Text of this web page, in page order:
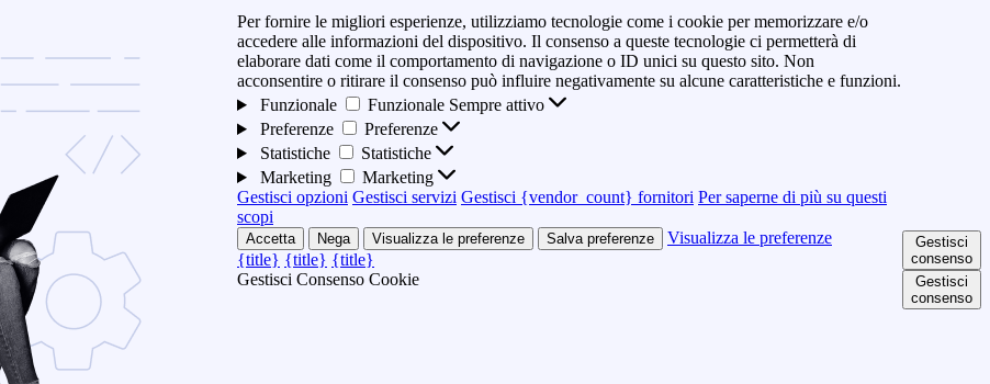
Per fornire le migliori esperienze, utilizziamo tecnologie come i cookie per memorizzare e/o
accedere alle informazioni del dispositivo. Il consenso a queste tecnologie ci permetterà di
elaborare dati come il comportamento di navigazione o ID unici su questo sito. Non
acconsentire o ritirare il consenso può influire negativamente su alcune caratteristiche e funzioni.
Funzionale
Funzionale Sempre attivo
Preferenze
Preferenze
Statistiche
Statistiche
Marketing
Marketing
Gestisci opzioni Gestisci servizi Gestisci {vendor_count} fornitori Per saperne di più su questi
scopi
Accetta Nega Visualizza le preferenze Salva preferenze
Visualizza le preferenze
{title} {title} {title}
Gestisci Consenso Cookie
Gestisci
consenso
Gestisci
consenso